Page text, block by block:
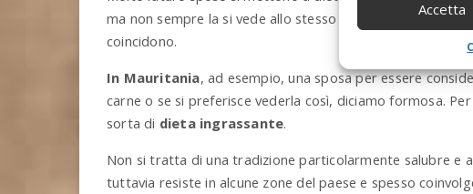
Accetta
ma non sempre la si vede allo stesso modo, non in tutte
coincidono.
In Mauritania, ad esempio, una sposa per essere
carne o se si preferisce vederla così, diciamo formosa.
sorta di dieta ingrassante.
Non si tratta di una tradizione particolarmente salubre e
tuttavia resiste in alcune zone del paese e spesso